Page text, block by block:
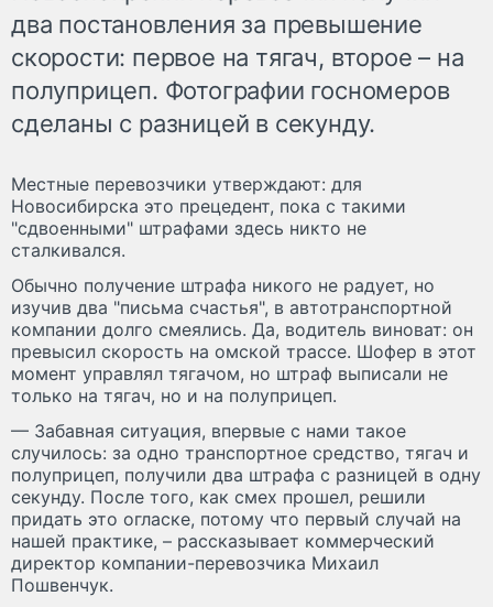
два постановления за превышение
скорости: первое на тягач, второе – на
полуприцеп. Фотографии госномеров
сделаны с разницей в секунду.
Местные перевозчики утверждают: для
Новосибирска это прецедент, пока с такими
"сдвоенными" штрафами здесь никто не
сталкивался.
Обычно получение штрафа никого не радует, но
изучив два "письма счастья", в автотранспортной
компании долго смеялись. Да, водитель виноват: он
превысил скорость на омской трассе. Шофер в этот
момент управлял тягачом, но штраф выписали не
только на тягач, но и на полуприцеп.
— Забавная ситуация, впервые с нами такое
случилось: за одно транспортное средство, тягач и
полуприцеп, получили два штрафа с разницей в одну
секунду. После того, как смех прошел, решили
придать это огласке, потому что первый случай на
нашей практике, – рассказывает коммерческий
директор компании-перевозчика Михаил
Пошвенчук.